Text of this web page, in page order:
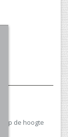
op de hoogte